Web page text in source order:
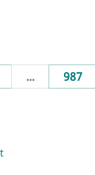
... 987